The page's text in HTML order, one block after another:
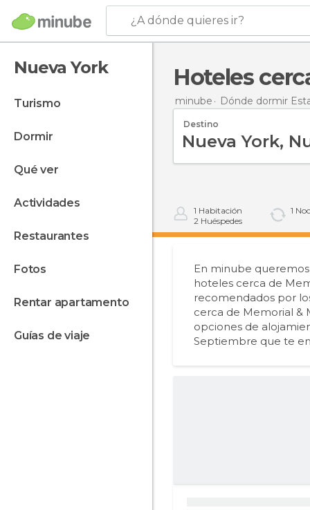
¿A dónde quieres ir?
Nueva York
turismo
dormir
qué ver
actividades
restaurantes
fotos
rentar apartamento
guías de viaje
Hoteles
minube Dónde dormir
Destino
1 Habitación
2 Huéspedes
1
En minube
hoteles cerca de
recomendados por
cerca de Memorial &
opciones de
Septiembre que te